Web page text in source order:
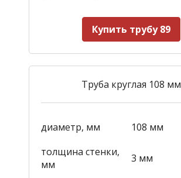
Купить трубу 89
Труба круглая 108 мм
диаметр, мм
108 мм
толщина стенки,
мм
3 мм